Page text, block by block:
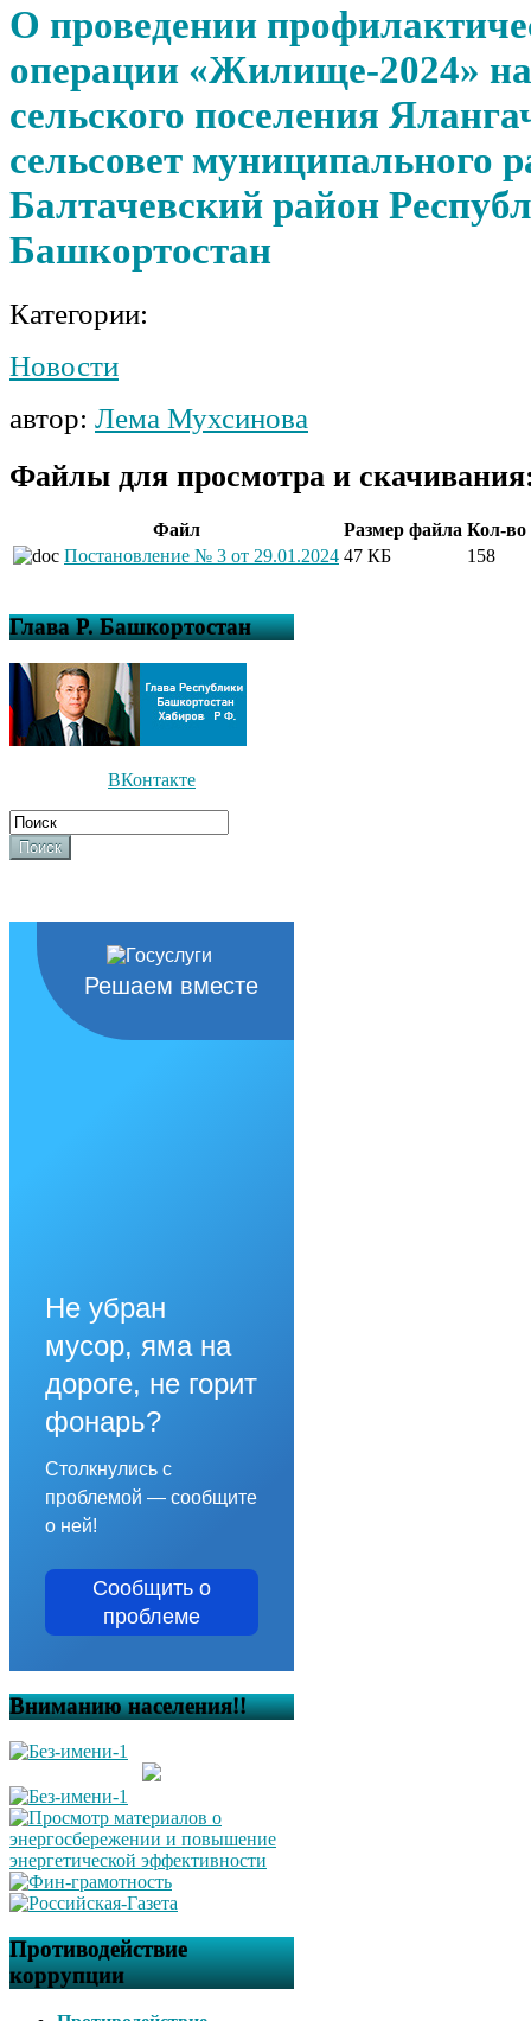
О проведении
операции «Жилище-2024»
сельского поселения
сельсовет муниципального
Балтачевский район
Башкортостан
Категории:
Новости
автор: Лема Мухсинова
Файлы для просмотра и
Файл Размер файла Кол-во
Постановление № 3 от 29.01.2024 47 КБ 158
Глава Р. Башкортостан
ВКонтакте
Поиск
Решаем вместе
Не убран
мусор, яма на
дороге, не горит
фонарь?
Столкнулись с
проблемой — сообщите
о ней!
Сообщить о
проблеме
Вниманию населения!!
Противодействие
коррупции